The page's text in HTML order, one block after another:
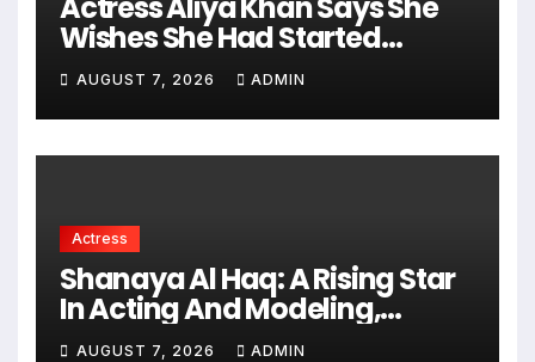
Wishes She Had Started
Acting Earlier
AUGUST 7, 2026 ADMIN
Actress
Shanaya Al Haq: A Rising Star
In Acting And Modeling,
Chasing Big Dreams
AUGUST 7, 2026 ADMIN